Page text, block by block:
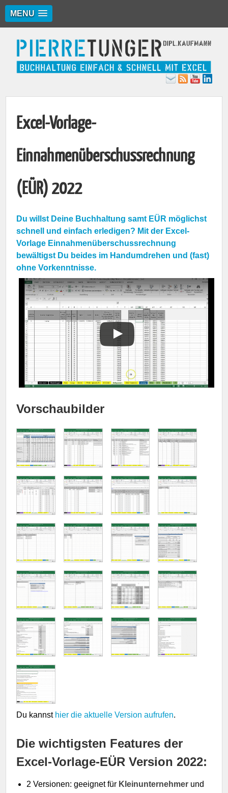
MENU
Excel-Vorlage-
Einnahmenüberschussrechnung
(EÜR) 2022
Du willst Deine Buchhaltung samt EÜR möglichst
schnell und einfach erledigen? Mit der Excel-
Vorlage Einnahmenüberschussrechnung
bewältigst Du beides im Handumdrehen und (fast)
ohne Vorkenntnisse.
Vorschaubilder
Du kannst hier die aktuelle Version aufrufen.
Die wichtigsten Features der
Excel-Vorlage-EÜR Version 2022:
2 Versionen: geeignet für Kleinunternehmer und